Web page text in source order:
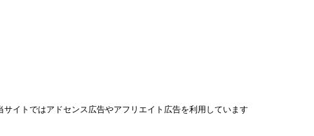
サイトではアドセンス広告やアフリエイト広告を利用しています